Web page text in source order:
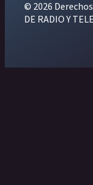
© 2026 Derechos
DE RADIO Y